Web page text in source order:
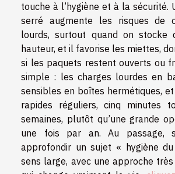
touche à l’hygiène et à la sécurité.
serré augmente les risques de
lourds, surtout quand on stocke
hauteur, et il favorise les miettes,
si les paquets restent ouverts ou
simple : les charges lourdes en
sensibles en boîtes hermétiques,
rapides réguliers, cinq minutes
semaines, plutôt qu’une grande
une fois par an. Au passage,
approfondir un sujet « hygiène
sens large, avec une approche